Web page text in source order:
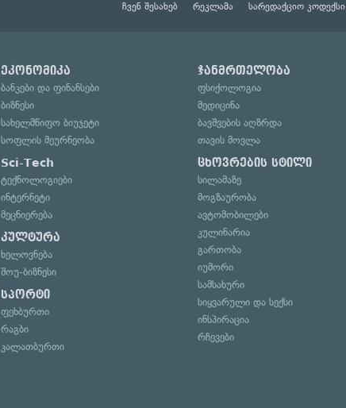
ჩვენ შესახებ რეკლამა სარედაქციო კოდექსი
ეკონომიკა
ბანკები და ფინანსები
ბიზნესი
სახელმწიფო ბიუჯეტი
სოფლის მეურნეობა
Sci-Tech
ტექნოლოგიები
ინტერნეტი
მეცნიერება
კულტურა
ხელოვნება
შოუ-ბიზნესი
სპორტი
ფეხბურთი
რაგბი
კალათბურთი
ჯანმრთელობა
ფსიქოლოგია
მედიცინა
ბავშვების აღზრდა
თავის მოვლა
ცხოვრების სტილი
სილამაზე
მოგზაურობა
ავტომობილები
კულინარია
გართობა
იუმორი
სამსახური
სიყვარული და სექსი
ინსპირაცია
რჩევები